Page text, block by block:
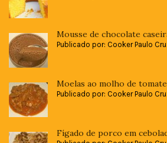
Mousse de chocolate
Publicado por: Cooker Paulo
Moelas ao molho de
Publicado por: Cooker Paulo
Fígado de porco em